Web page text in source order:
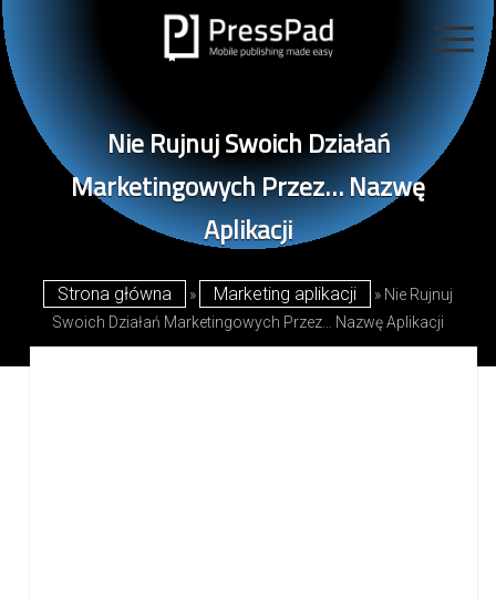
KATEGORIE
menu
Publikowanie Magazynów Cyfrowych
Mobile Publishing 101
Publikacja Mobilna
Publikowanie W Sieci
Studia Przypadków
REALIZACJE
OFERTA
Blog
poświęcony
prowadzony
przez
PressPad
Nie Rujnuj Swoich Działań
Marketingowych Przez… Nazwę
Aplikacji
otwarte
menu
Strona główna » Marketing aplikacji » Nie Rujnuj
Swoich Działań Marketingowych Przez… Nazwę Aplikacji